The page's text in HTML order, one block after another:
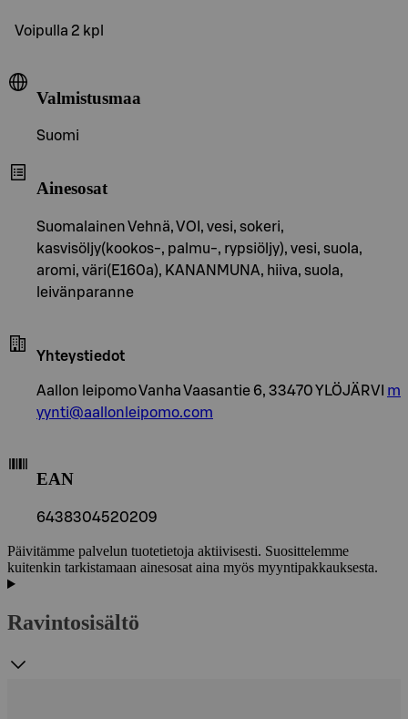
Voipulla 2 kpl
Valmistusmaa
Suomi
Ainesosat
Suomalainen Vehnä, VOI, vesi, sokeri,
kasvisöljy(kookos-, palmu-, rypsiöljy), vesi, suola,
aromi, väri(E160a), KANANMUNA, hiiva, suola,
leivänparanne
Yhteystiedot
Aallon leipomo Vanha Vaasantie 6, 33470 YLÖJÄRVI m
yynti@aallonleipomo.com
EAN
6438304520209
Päivitämme palvelun tuotetietoja aktiivisesti. Suosittelemme
kuitenkin tarkistamaan ainesosat aina myös myyntipakkauksesta.
Ravintosisältö